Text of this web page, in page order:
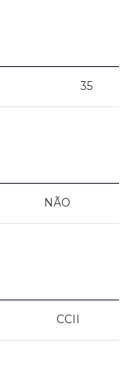
35
NÃO
CCII